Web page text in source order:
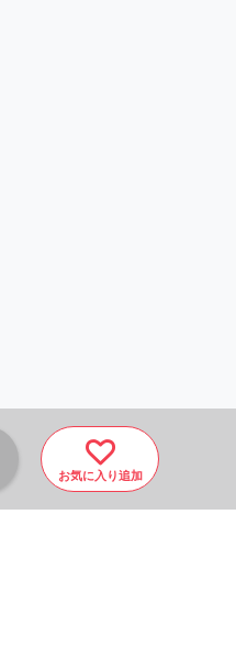
お気に入り追加